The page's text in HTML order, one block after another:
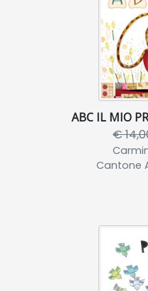
ABC IL MIO
€
Cantone